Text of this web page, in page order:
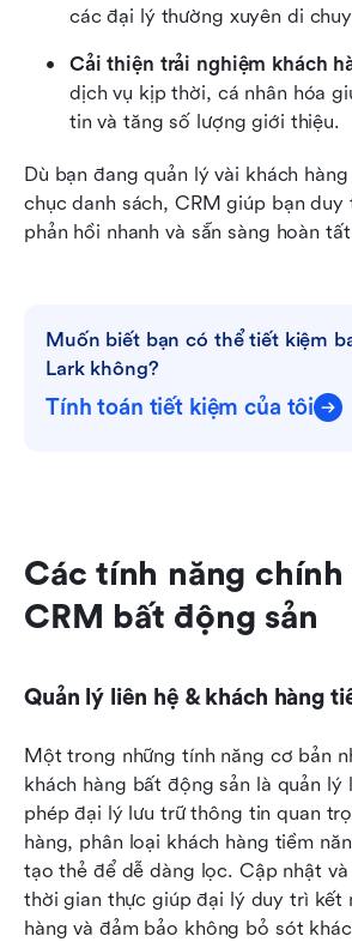
các đại lý thường xuyên di
Cải thiện trải nghiệm khách
dịch vụ kịp thời, cá nhân hóa
tin và tăng số lượng giới thiệu.
Dù bạn đang quản lý vài khách
chục danh sách, CRM giúp bạn duy
phản hồi nhanh và sẵn sàng hoàn
Muốn biết bạn có thể tiết kiệm
Lark không?
Tính toán tiết kiệm của tôi
Các tính năng
CRM bất động sản
Quản lý liên hệ & khách hàng
Một trong những tính năng cơ bản
khách hàng bất động sản là quản lý
phép đại lý lưu trữ thông tin quan
hàng, phân loại khách hàng tiềm
tạo thẻ để dễ dàng lọc. Cập nhật
thời gian thực giúp đại lý duy trì kết
hàng và đảm bảo không bỏ sót